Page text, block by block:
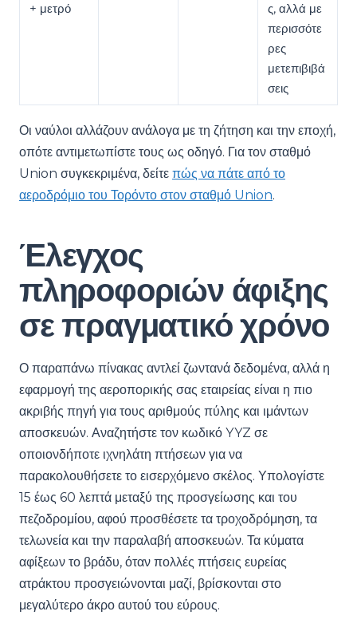
+ μετρό
ς, αλλά με
περισσότε
ρες
μετεπιβιβά
σεις
Οι ναύλοι αλλάζουν ανάλογα με τη ζήτηση και την εποχή,
οπότε αντιμετωπίστε τους ως οδηγό. Για τον σταθμό
Union συγκεκριμένα, δείτε πώς να πάτε από το
αεροδρόμιο του Τορόντο στον σταθμό Union.
Έλεγχος
πληροφοριών άφιξης
σε πραγματικό χρόνο
Ο παραπάνω πίνακας αντλεί ζωντανά δεδομένα, αλλά η
εφαρμογή της αεροπορικής σας εταιρείας είναι η πιο
ακριβής πηγή για τους αριθμούς πύλης και ιμάντων
αποσκευών. Αναζητήστε τον κωδικό YYZ σε
οποιονδήποτε ιχνηλάτη πτήσεων για να
παρακολουθήσετε το εισερχόμενο σκέλος. Υπολογίστε
15 έως 60 λεπτά μεταξύ της προσγείωσης και του
πεζοδρομίου, αφού προσθέσετε τα τροχοδρόμηση, τα
τελωνεία και την παραλαβή αποσκευών. Τα κύματα
αφίξεων το βράδυ, όταν πολλές πτήσεις ευρείας
ατράκτου προσγειώνονται μαζί, βρίσκονται στο
μεγαλύτερο άκρο αυτού του εύρους.